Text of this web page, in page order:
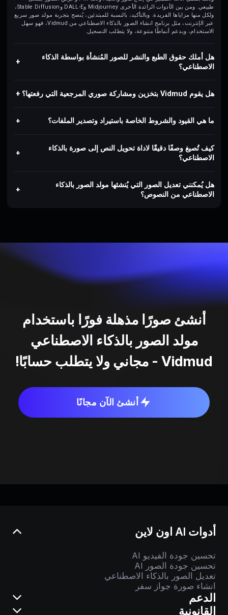
طبيعي. ومن بين الأدوات الرائدة الأخرى Midjourney وDALL-E وStable Diffusion،
ولكل منها مزاياها الفريدة. وبالتأكيد، بالنسبة للمبتدئين، يُنصح بتجربة مولد صور سريع
عبر الإنترنت، مثل برنامج انشاء الصور بالذكاء الاصطناعي من Vidmud، فهو سهل
الاستخدام، ويدعم أنماطًا متنوعة، ولا يتطلب التسجيل.
هل أملك حقوق الطبع والنشر للصور المُنشأة بواسطة الذكاء
الاصطناعي؟
هل يقوم Vidmud بتخزين ومشاركة صوري المرجعية التي رفعتها؟
ما هي القيود والشروط الخاصة باستيراد وتصدير الملفات؟
كيف تُصيغ وصفًا دقيقًا لاداة تحويل النص إلى صورة بالذكاء
الاصطناعي؟
هل يُمكنني تعديل الصور التي يُنشئها مولد الصور بالذكاء
الاصطناعي من النصوص؟
أنشئ صورًا مذهلة فورًا باستخدام
مولد الصور بالذكاء الاصطناعي
Vidmud - مجاني ولا يتطلب حسابًا!
أنشئ الآن مجانًا
أدوات AI اون لاين
تحسين جودة الفيديو AI
تحسين جودة الصور AI
تعديل الصور بالذكاء الاصطناعي
انشاء صورة جواز سفر
الدعم
القانونية